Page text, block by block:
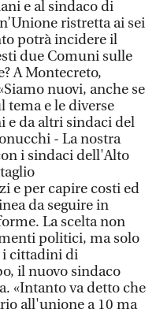
e al sindaco di
ristretta ai sei
potrà incidere il
due Comuni sulle
A Montecreto,
nuovi, anche se
tema e le diverse
e da altri sindaci del
- La nostra
i sindaci dell'Alto
e per capire costi ed
da seguire in
La scelta non
politici, ma solo
i cittadini di
il nuovo sindaco
«Intanto va detto che
all'unione a 10 ma